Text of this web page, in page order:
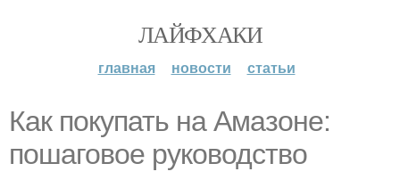
ЛАЙФХАКИ
главная новости статьи
Как покупать на Амазоне:
пошаговое руководство